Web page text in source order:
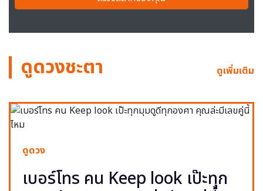
ดูดวงชะตา ดูเพิ่มเติม
ดูดวง
เบอร์โทร คน Keep look เป๊ะทุก